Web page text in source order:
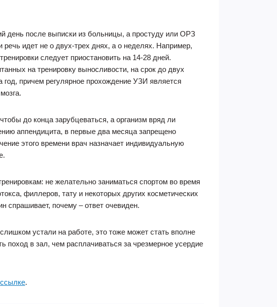
день после выписки из больницы, а простуду или ОРЗ
речь идет не о двух-трех днях, а о неделях. Например,
следует приостановить на 14-28 дней.
на тренировку выносливости, на срок до двух
год, причем регулярное прохождение УЗИ является
до конца зарубцеваться, а организм вряд ли
аппендицита, в первые два месяца запрещено
этого времени врач назначает индивидуальную
не желательно заниматься спортом во время
филлеров, тату и некоторых других косметических
спрашивает, почему – ответ очевиден.
устали на работе, это тоже может стать вполне
поход в зал, чем расплачиваться за чрезмерное усердие
ссылке.